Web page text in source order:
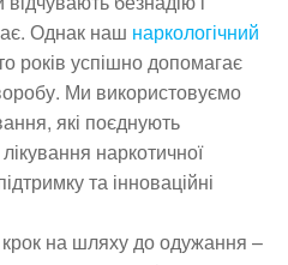
Однак наш наркологічний
років успішно допомагає
Ми використовуємо
які поєднують
наркотичної
та інноваційні
на шляху до одужання –